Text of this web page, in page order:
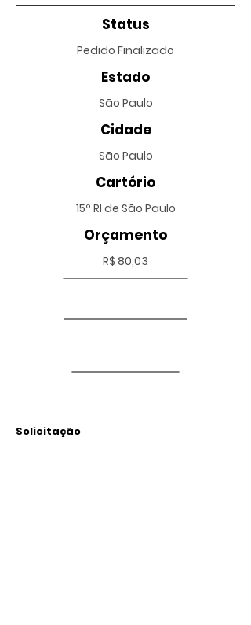
Status
Pedido Finalizado
Estado
São Paulo
Cidade
São Paulo
Cartório
15º RI de São Paulo
Orçamento
R$ 80,03
Solicitação